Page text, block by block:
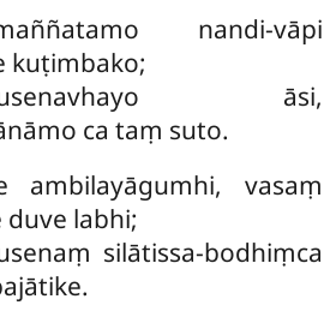
nandi-vāpi
kuṭimbako;
āsi,
ca taṃ suto.
ambilayāgumhi, vasaṃ
labhi;
silātissa-bodhiṃca